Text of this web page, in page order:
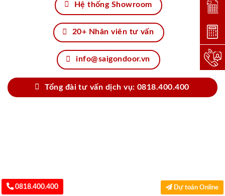
Hệ thống Showroom
20+ Nhân viên tư vấn
info@saigondoor.vn
Tổng đài tư vấn dịch vụ: 0818.400.400
0818.400.400 Dự toán Online
Đặt
Dự